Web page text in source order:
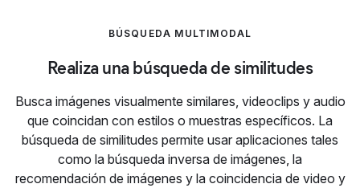
BÚSQUEDA MULTIMODAL
Realiza una búsqueda de similitudes
Busca imágenes visualmente similares, videoclips y audio
que coincidan con estilos o muestras específicos. La
búsqueda de similitudes permite usar aplicaciones tales
como la búsqueda inversa de imágenes, la
recomendación de imágenes y la coincidencia de video y